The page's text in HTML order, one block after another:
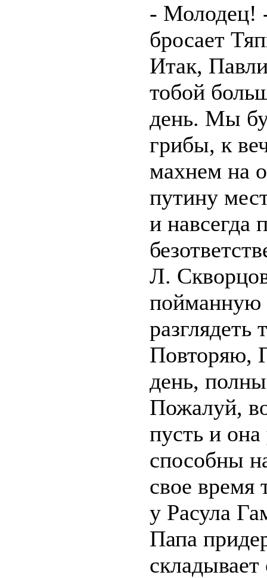
- Молодец!
бросает
Итак,
тобой
день. Мы
грибы, к
махнем на
путину
и навсегда
Л.
разглядеть
Повторяю,
день,
Пожалуй,
пусть и
способны
свое время
у Расула
Папа